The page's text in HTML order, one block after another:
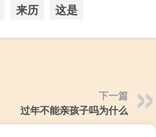
来历 这是
下一篇
过年不能亲孩子吗为什么